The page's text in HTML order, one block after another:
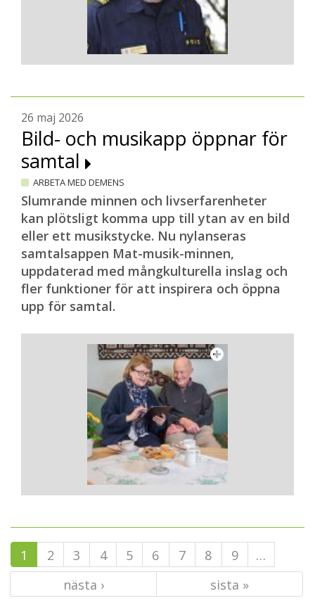
26 maj 2026
Bild- och musikapp öppnar för
samtal
ARBETA MED DEMENS
Slumrande minnen och livserfarenheter
kan plötsligt komma upp till ytan av en bild
eller ett musikstycke. Nu nylanseras
samtalsappen Mat-musik-minnen,
uppdaterad med mångkulturella inslag och
fler funktioner för att inspirera och öppna
upp för samtal.
1 2 3 4 5 6 7 8 9
…
nästa ›
sista »